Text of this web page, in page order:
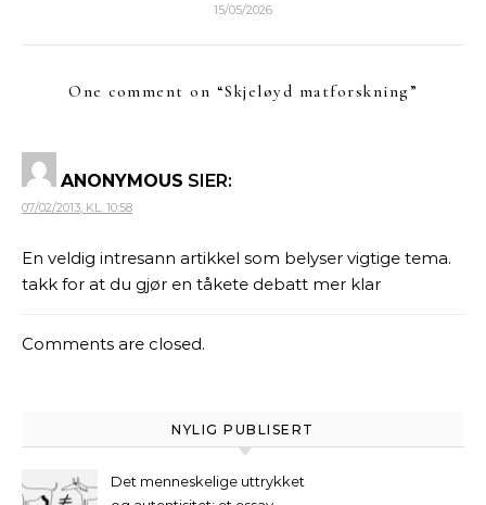
15/05/2026
One comment on “Skjeløyd matforskning ”
ANONYMOUS SIER:
07/02/2013, KL. 10:58
En veldig intresann artikkel som belyser vigtige tema.
takk for at du gjør en tåkete debatt mer klar
Comments are closed.
NYLIG PUBLISERT
Det menneskelige uttrykket